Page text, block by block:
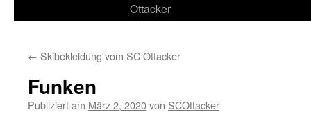
Ottacker
← Skibekleidung vom SC Ottacker
Funken
Publiziert am März 2, 2020von SCOttacker